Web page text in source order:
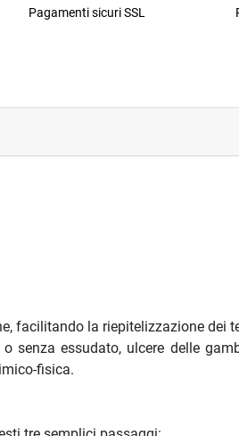
Pagamenti sicuri SSL
facilitando la riepitelizzazione dei
essudato, ulcere delle
fisica.